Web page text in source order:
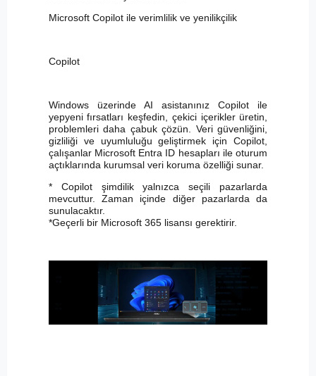
Microsoft Copilot ile verimlilik ve yenilikçilik
Copilot
Windows üzerinde AI asistanınız Copilot ile
yepyeni fırsatları keşfedin, çekici içerikler üretin,
problemleri daha çabuk çözün. Veri güvenliğini,
gizliliği ve uyumluluğu geliştirmek için Copilot,
çalışanlar Microsoft Entra ID hesapları ile oturum
açtıklarında kurumsal veri koruma özelliği sunar.
* Copilot şimdilik yalnızca seçili pazarlarda
mevcuttur. Zaman içinde diğer pazarlarda da
sunulacaktır.
*Geçerli bir Microsoft 365 lisansı gerektirir.